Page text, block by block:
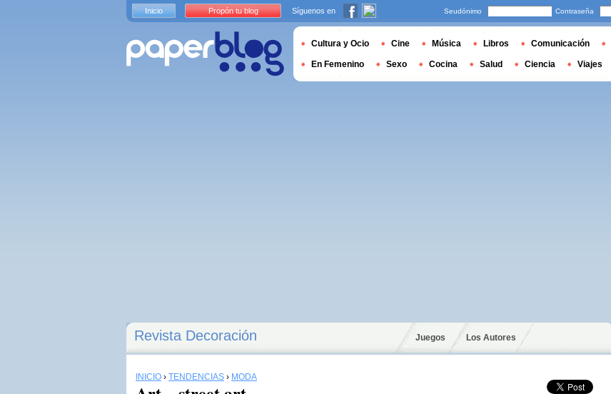
Revista Decoración Juegos Los Autores
INICIO › TENDENCIAS › MODA
Inicio Propón tu blog Síguenos en Seudónimo Contraseña
Cultura y Ocio Cine Música Libros Comunicación
En Femenino Sexo Cocina Salud Ciencia Viajes